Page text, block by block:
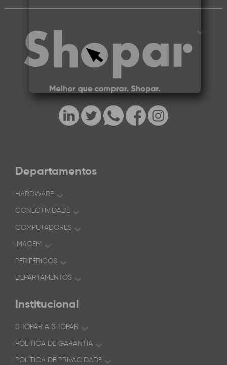
Departamentos
HARDWARE
CONECTIVIDADE
COMPUTADORES
IMAGEM
PERIFÉRICOS
DEPARTAMENTOS
Institucional
SHOPAR A SHOPAR
POLÍTICA DE GARANTIA
POLÍTICA DE PRIVACIDADE